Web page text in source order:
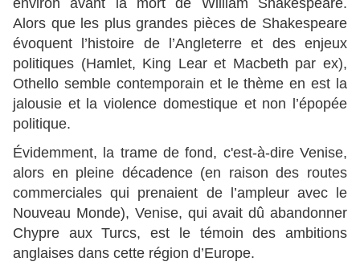
environ avant la mort de William Shakespeare.
Alors que les plus grandes pièces de Shakespeare
évoquent l’histoire de l’Angleterre et des enjeux
politiques (Hamlet, King Lear et Macbeth par ex),
Othello semble contemporain et le thème en est la
jalousie et la violence domestique et non l’épopée
politique.
Évidemment, la trame de fond, c'est-à-dire Venise,
alors en pleine décadence (en raison des routes
commerciales qui prenaient de l’ampleur avec le
Nouveau Monde), Venise, qui avait dû abandonner
Chypre aux Turcs, est le témoin des ambitions
anglaises dans cette région d’Europe.